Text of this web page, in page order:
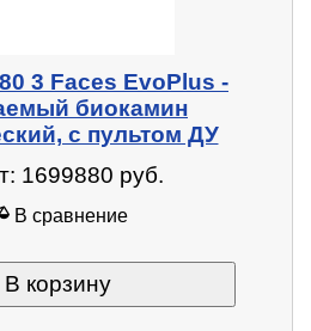
3 Faces EvoPlus -
биокамин
с пультом ДУ
1699880 руб.
В сравнение
В корзину